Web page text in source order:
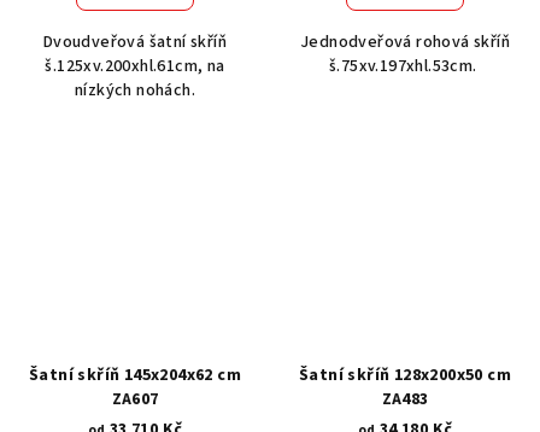
Dvoudveřová šatní skříň
š.125xv.200xhl.61cm, na
nízkých nohách.
Jednodveřová rohová skříň
š.75xv.197xhl.53cm.
Šatní skříň 145x204x62 cm
ZA607
Šatní skříň 128x200x50 cm
ZA483